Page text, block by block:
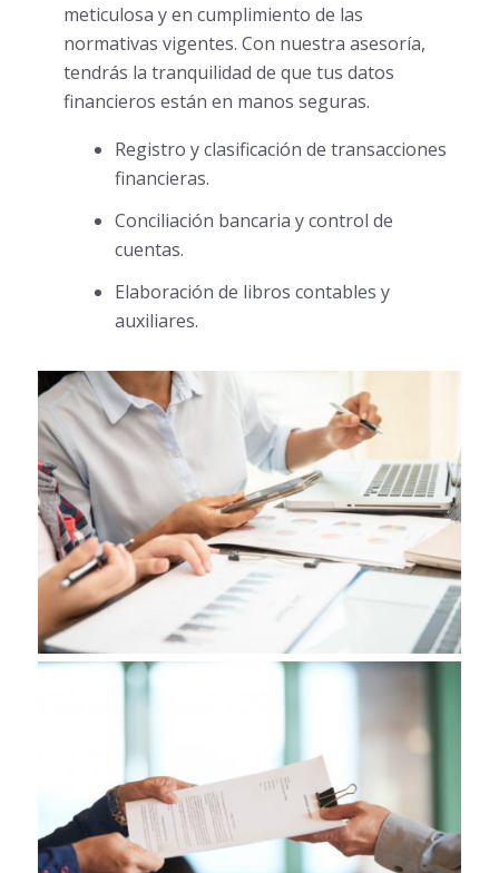
meticulosa y en cumplimiento de las
normativas vigentes. Con nuestra asesoría,
tendrás la tranquilidad de que tus datos
financieros están en manos seguras.
Registro y clasificación de transacciones
financieras.
Conciliación bancaria y control de
cuentas.
Elaboración de libros contables y
auxiliares.